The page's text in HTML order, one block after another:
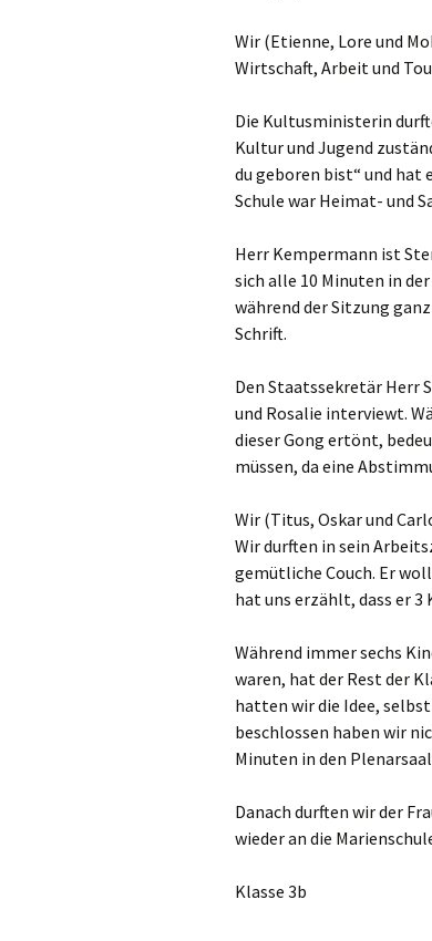
Wir (Etienne, Lore und
Wirtschaft, Arbeit und
Die Kultusministerin
Kultur und Jugend
du geboren bist“ und hat
Schule war Heimat- und
Herr Kempermann ist
sich alle 10 Minuten in
während der Sitzung
Schrift.
Den Staatssekretär Herr
und Rosalie interviewt.
dieser Gong ertönt,
müssen, da eine
Wir (Titus, Oskar und
Wir durften in sein
gemütliche Couch. Er
hat uns erzählt, dass er 3
Während immer sechs
waren, hat der Rest der
hatten wir die Idee,
beschlossen haben wir
Minuten in den
Danach durften wir der
wieder an die
Klasse 3b